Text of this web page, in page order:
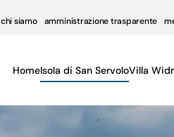
chi siamo amministrazione trasparente
HomeIsola di San ServoloVilla